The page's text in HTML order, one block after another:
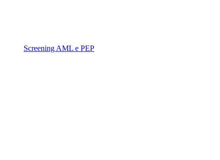
Screening AML e PEP